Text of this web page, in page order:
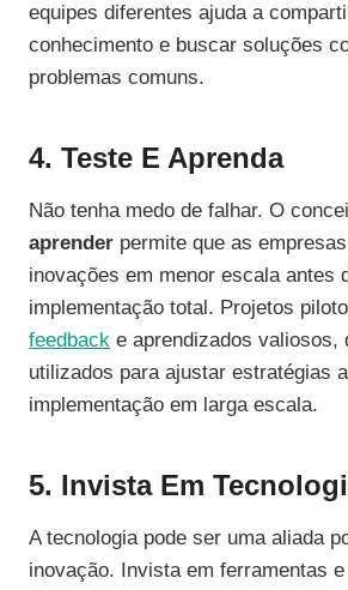
equipes diferentes ajuda a
conhecimento e buscar soluções
problemas comuns.
4. Teste E Aprenda
Não tenha medo de falhar. O
aprender permite que as
inovações em menor escala antes
implementação total. Projetos
feedback e aprendizados valiosos,
utilizados para ajustar estratégias
implementação em larga escala.
5. Invista Em
A tecnologia pode ser uma aliada
inovação. Invista em ferramentas